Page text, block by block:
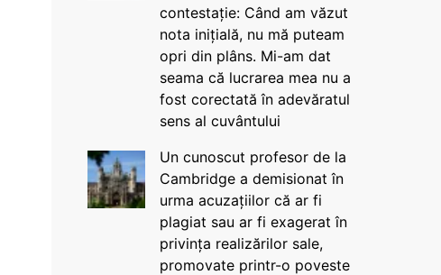
contestație: Când am văzut
nota inițială, nu mă puteam
opri din plâns. Mi-am dat
seama că lucrarea mea nu a
fost corectată în adevăratul
sens al cuvântului
Un cunoscut profesor de la
Cambridge a demisionat în
urma acuzațiilor că ar fi
plagiat sau ar fi exagerat în
privința realizărilor sale,
promovate printr-o poveste